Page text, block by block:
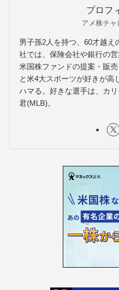
プロフ
アメ株チャ
男子孫2人を持つ、60才越え
社では、保険会社や銀行の
米国株ファンドの提案・販
と米4大スポーツが好きが高
ハマる。好きな選手は、カ
君(MLB)。